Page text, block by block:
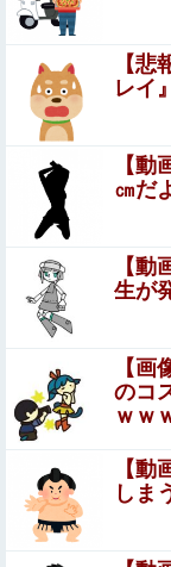
【原神】マグロ
本田望結、お○ぱ
う…
【悲報】女性「
られる？
【悲報】ワイ
い」銀行員の
京大病院、脳腫
出 脳幹など損傷
元コトメ「実妹
いの!?差別だ100
1000万相当の宝
たら仕事辞める
【画像】 このハ
【
レイ
【
㎝だ
【
生が
【
のコ
ｗｗ
【
しま